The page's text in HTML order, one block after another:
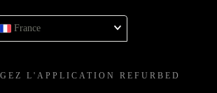
France
L'APPLICATION REFURBED